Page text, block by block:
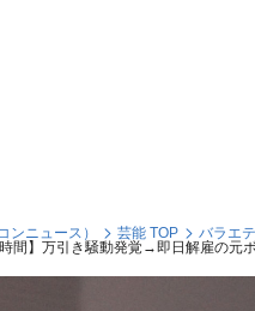
ンニュース） 芸能 TOP
バラエ
時間】万引き騒動発覚→即日解雇の元